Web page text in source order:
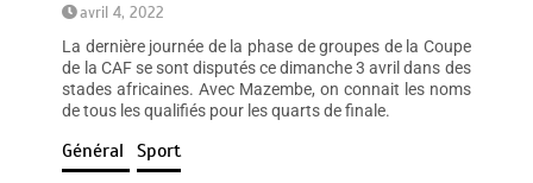
avril 4, 2022
La dernière journée de la phase de groupes de la Coupe
de la CAF se sont disputés ce dimanche 3 avril dans des
stades africaines. Avec Mazembe, on connait les noms
de tous les qualifiés pour les quarts de finale.
Général Sport